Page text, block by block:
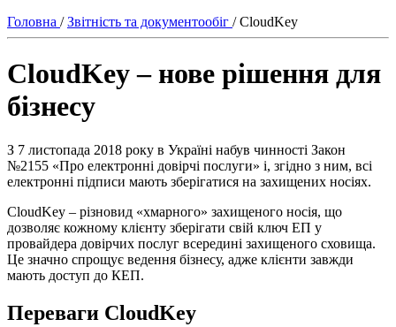
Головна / Звітність та документообіг / CloudKey
CloudKey – нове рішення для
бізнесу
З 7 листопада 2018 року в Україні набув чинності Закон
№2155 «Про електронні довірчі послуги» і, згідно з ним, всі
електронні підписи мають зберігатися на захищених носіях.
CloudKey – різновид «хмарного» захищеного носія, що
дозволяє кожному клієнту зберігати свій ключ ЕП у
провайдера довірчих послуг всередині захищеного сховища.
Це значно спрощує ведення бізнесу, адже клієнти завжди
мають доступ до КЕП.
Переваги CloudKey